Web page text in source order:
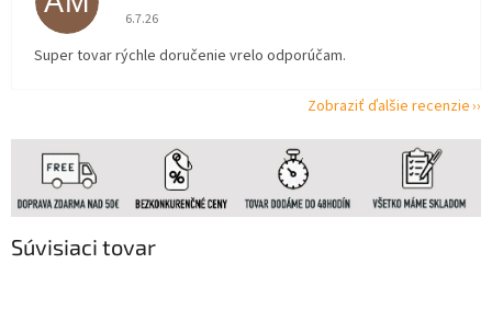
Súvisiaci tovar
Hodnotenie obchodu je 5 z 5 hviezdičiek.
6.7.26
Super tovar rýchle doručenie vrelo odporúčam.
Zobraziť ďalšie recenzie